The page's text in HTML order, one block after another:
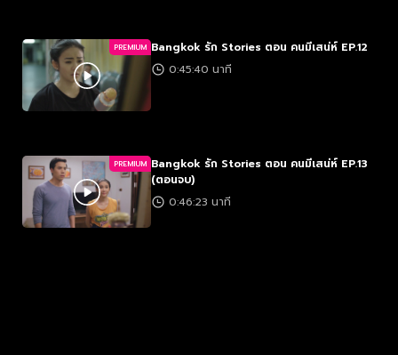
PREMIUM Bangkok รัก Stories ตอน คนมีเสน่ห์ EP.12
0:45:40 นาที
PREMIUM Bangkok รัก Stories ตอน คนมีเสน่ห์ EP.13
(ตอนจบ)
0:46:23 นาที